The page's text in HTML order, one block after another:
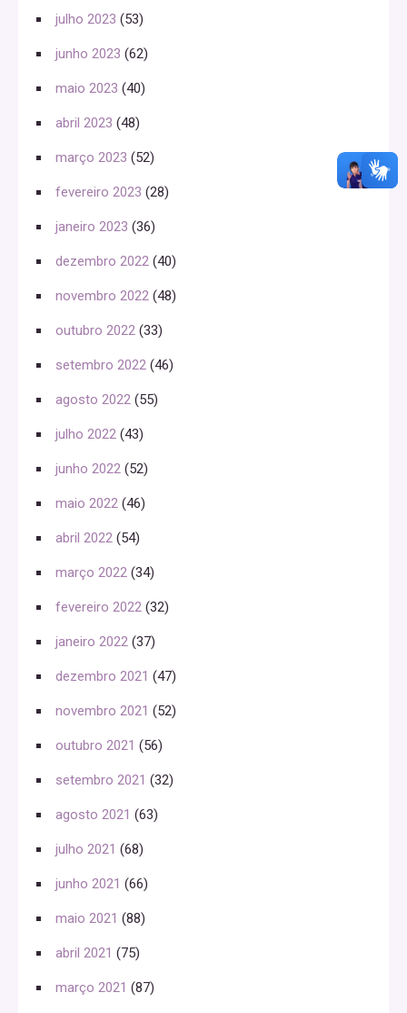
julho 2023 (53)
junho 2023 (62)
maio 2023 (40)
abril 2023 (48)
março 2023 (52)
fevereiro 2023 (28)
janeiro 2023 (36)
dezembro 2022 (40)
novembro 2022 (48)
outubro 2022 (33)
setembro 2022 (46)
agosto 2022 (55)
julho 2022 (43)
junho 2022 (52)
maio 2022 (46)
abril 2022 (54)
março 2022 (34)
fevereiro 2022 (32)
janeiro 2022 (37)
dezembro 2021 (47)
novembro 2021 (52)
outubro 2021 (56)
setembro 2021 (32)
agosto 2021 (63)
julho 2021 (68)
junho 2021 (66)
maio 2021 (88)
abril 2021 (75)
março 2021 (87)